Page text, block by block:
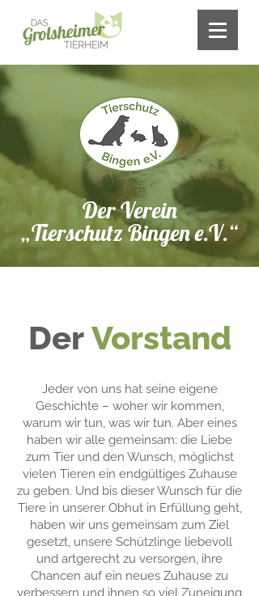
Der Verein
„Tierschutz Bingen e.V.“
DerVorstand
Jeder von uns hat seine eigene
Geschichte – woher wir kommen,
warum wir tun, was wir tun. Aber eines
haben wir alle gemeinsam: die Liebe
zum Tier und den Wunsch, möglichst
vielen Tieren ein endgültiges Zuhause
zu geben. Und bis dieser Wunsch für die
Tiere in unserer Obhut in Erfüllung geht,
haben wir uns gemeinsam zum Ziel
gesetzt, unsere Schützlinge liebevoll
und artgerecht zu versorgen, ihre
Chancen auf ein neues Zuhause zu
verbessern und ihnen so viel Zuneigung